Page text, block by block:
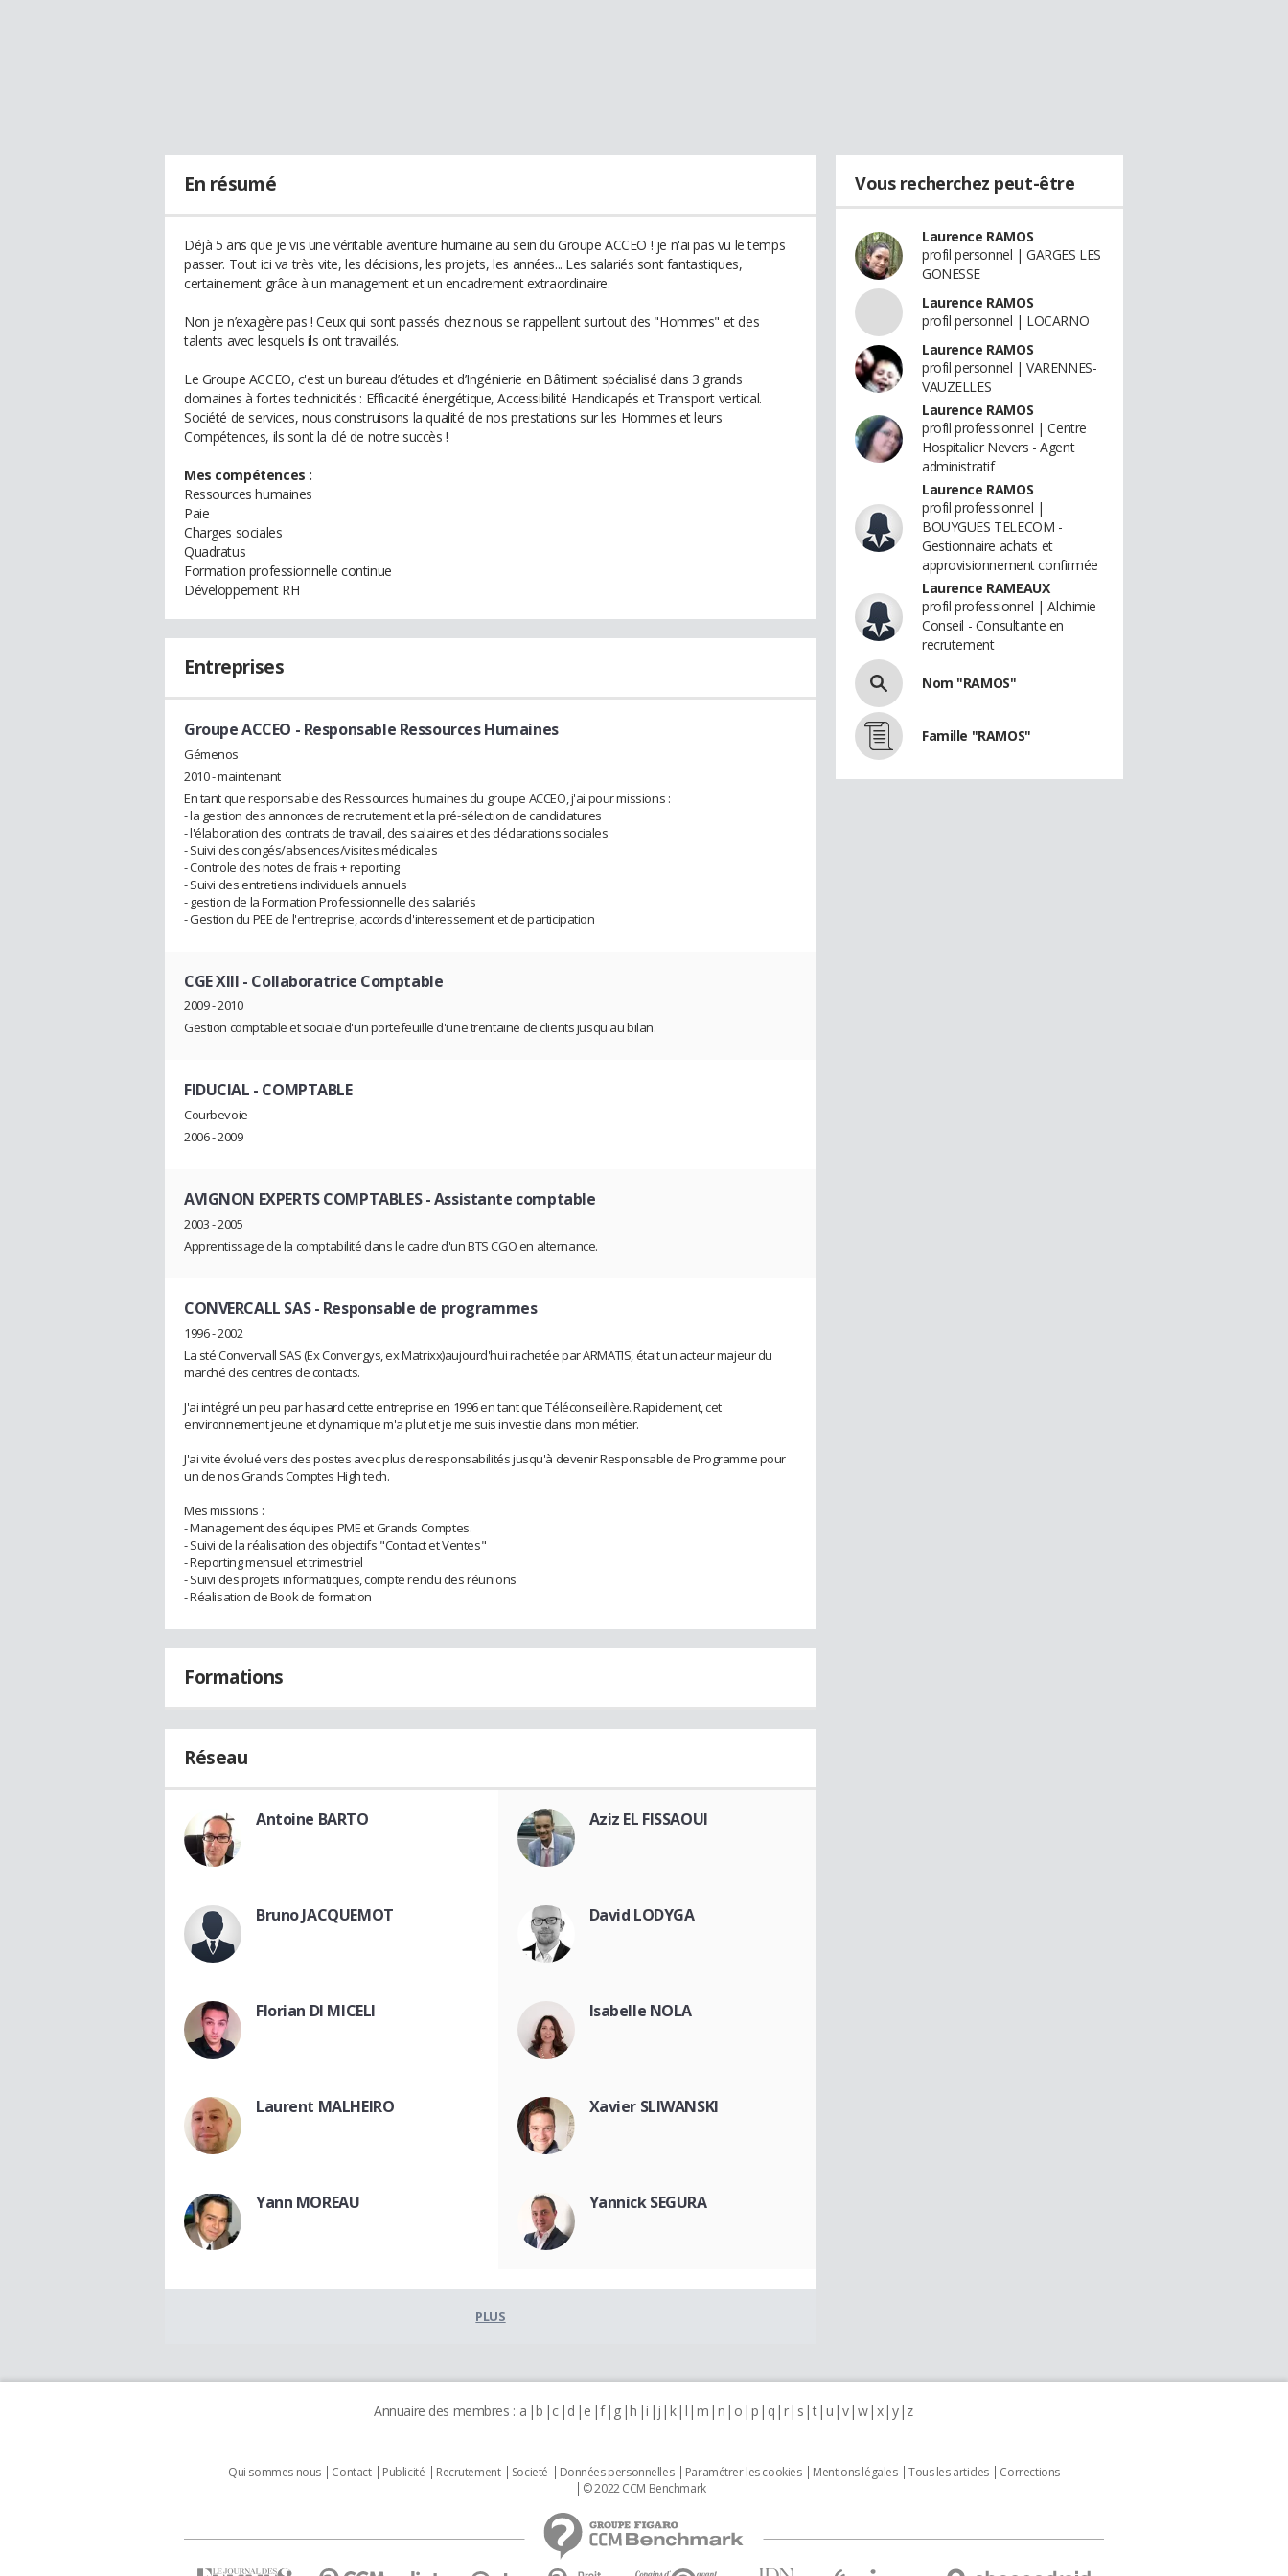
En résumé
Déjà 5 ans que je vis une véritable aventure humaine au sein du Groupe ACCEO ! je n'ai pas vu le temps
passer. Tout ici va très vite, les décisions, les projets, les années... Les salariés sont fantastiques,
certainement grâce à un management et un encadrement extraordinaire.
Non je n’exagère pas ! Ceux qui sont passés chez nous se rappellent surtout des "Hommes" et des
talents avec lesquels ils ont travaillés.
Le Groupe ACCEO, c'est un bureau d’études et d’Ingénierie en Bâtiment spécialisé dans 3 grands
domaines à fortes technicités : Efficacité énergétique, Accessibilité Handicapés et Transport vertical.
Société de services, nous construisons la qualité de nos prestations sur les Hommes et leurs
Compétences, ils sont la clé de notre succès !
Mes compétences :
Ressources humaines
Paie
Charges sociales
Quadratus
Formation professionnelle continue
Développement RH
Entreprises
Groupe ACCEO - Responsable Ressources Humaines
Gémenos
2010 - maintenant
En tant que responsable des Ressources humaines du groupe ACCEO, j'ai pour missions :
- la gestion des annonces de recrutement et la pré-sélection de candidatures
- l'élaboration des contrats de travail, des salaires et des déclarations sociales
- Suivi des congés/absences/visites médicales
- Controle des notes de frais + reporting
- Suivi des entretiens individuels annuels
- gestion de la Formation Professionnelle des salariés
- Gestion du PEE de l'entreprise, accords d'interessement et de participation
CGE XIII - Collaboratrice Comptable
2009 - 2010
Gestion comptable et sociale d'un portefeuille d'une trentaine de clients jusqu'au bilan.
FIDUCIAL - COMPTABLE
Courbevoie
2006 - 2009
AVIGNON EXPERTS COMPTABLES- Assistante comptable
2003 - 2005
Apprentissage de la comptabilité dans le cadre d'un BTS CGO en alternance.
CONVERCALL SAS- Responsable de programmes
1996 - 2002
La sté Convervall SAS (Ex Convergys, ex Matrixx)aujourd'hui rachetée par ARMATIS, était un acteur majeur du
marché des centres de contacts.
J'ai intégré un peu par hasard cette entreprise en 1996 en tant que Téléconseillère. Rapidement, cet
environnement jeune et dynamique m'a plut et je me suis investie dans mon métier.
J'ai vite évolué vers des postes avec plus de responsabilités jusqu'à devenir Responsable de Programme pour
un de nos Grands Comptes High tech.
Mes missions :
- Management des équipes PME et Grands Comptes.
- Suivi de la réalisation des objectifs "Contact et Ventes"
- Reporting mensuel et trimestriel
- Suivi des projets informatiques, compte rendu des réunions
- Réalisation de Book de formation
Formations
Réseau
Antoine BARTO Aziz EL FISSAOUI
Bruno JACQUEMOT David LODYGA
Florian DI MICELI Isabelle NOLA
Laurent MALHEIRO Xavier SLIWANSKI
Yann MOREAU Yannick SEGURA
PLUS
Vous recherchez peut-être
Laurence RAMOS
profil personnel | GARGES LES
GONESSE
Laurence RAMOS
profil personnel | LOCARNO
Laurence RAMOS
profil personnel | VARENNES-
VAUZELLES
Laurence RAMOS
profil professionnel | Centre
Hospitalier Nevers - Agent
administratif
Laurence RAMOS
profil professionnel |
BOUYGUES TELECOM -
Gestionnaire achats et
approvisionnement confirmée
Laurence RAMEAUX
profil professionnel | Alchimie
Conseil - Consultante en
recrutement
Nom "RAMOS"
Famille "RAMOS"
Annuaire des membres : a b c d e f g h i j k l m n o p q r s t u v w x y z
Qui sommes nous Contact Publicité Recrutement Societé Données personnelles Paramétrer les cookies Mentions légales Tous les articles
Corrections
© 2022 CCM Benchmark